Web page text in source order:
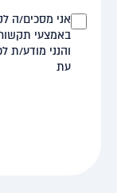
אני מסכים/ה
והנני מודע/ת
עת